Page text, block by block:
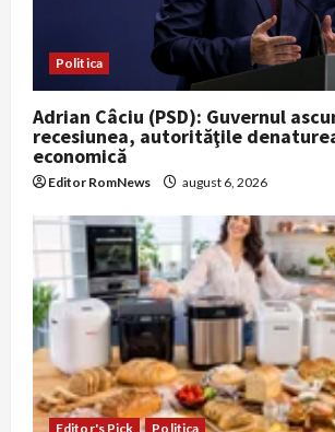
Politica
Adrian Câciu (PSD): Guvernul
recesiunea, autorităţile
economică
Editor RomNews august 6, 2026
Editor's Pick Politica